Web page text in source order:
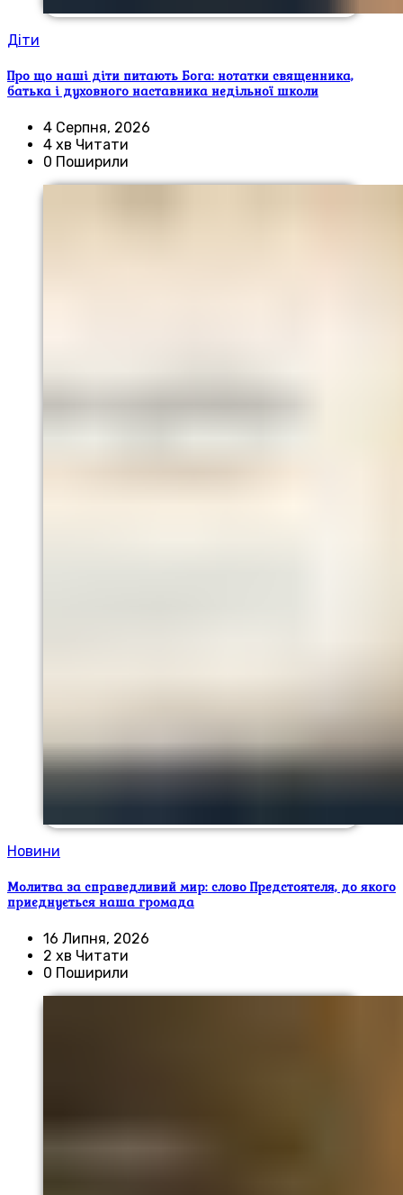
Діти
Про що наші діти питають Бога: нотатки священника,
батька і духовного наставника недільної школи
4 Серпня, 2026
4 хв Читати
0 Поширили
Новини
Молитва за справедливий мир: слово Предстоятеля, до якого
приєднується наша громада
16 Липня, 2026
2 хв Читати
0 Поширили